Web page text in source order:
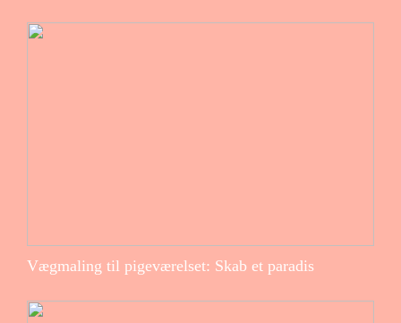
Vægmaling til pigeværelset: Skab et paradis